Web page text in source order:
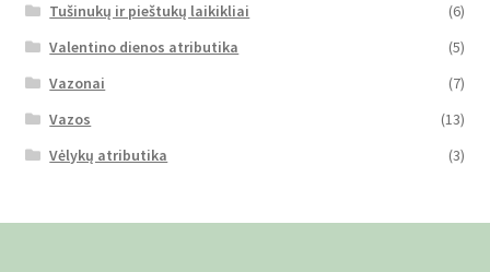
Tušinukų ir pieštukų laikikliai
(6)
Valentino dienos atributika
(5)
Vazonai
(7)
Vazos
(13)
Vėlykų atributika
(3)